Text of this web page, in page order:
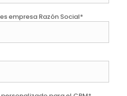
empresa Razón Social*